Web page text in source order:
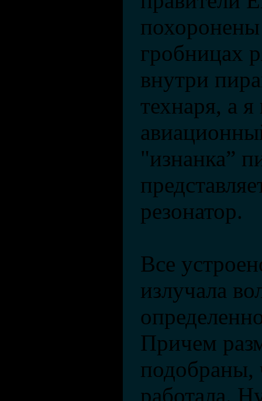
гробницах
внутри
технаря, а
"изнанка”
резонатор.
Все
излучала
Причем
подобраны,
работала.